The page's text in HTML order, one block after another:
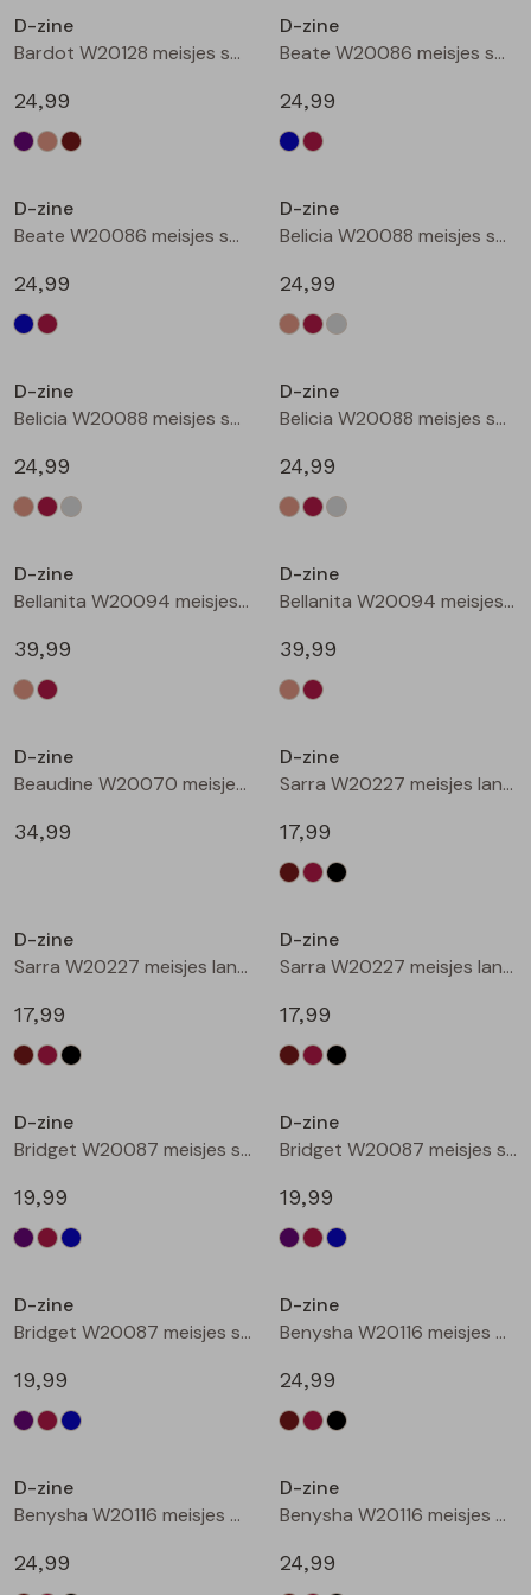
Blouses lange mouw
Sweatshirts
Gilet spencers
Jackjes
Blazers
Bermuda's
Bermuda's
Lange broek
Jackjes
Jassen
Leggings
Rokken
Lange broeken
Lange broeken
Leggings
T-shirts lange mouw
Tops
Vesten
D-zine
Bardot W20128 meisjes sweatshirt Bruin donker
24,99
D-zine
Beate W20086 meisjes sweatshirt Marine
24,99
D-zine
Beate W20086 meisjes sweatshirt Wijnrood
24,99
D-zine
Belicia W20088 meisjes sweatshirt Ecru melee
24,99
D-zine
Belicia W20088 meisjes sweatshirt Wijnrood
24,99
D-zine
Belicia W20088 meisjes sweatshirt Grey melee
24,99
D-zine
Bellanita W20094 meisjes buiten jack Zand
39,99
D-zine
Bellanita W20094 meisjes buiten jack Wijnrood
39,99
D-zine
Beaudine W20070 meisjes lange broek Bruin donker
34,99
D-zine
Sarra W20227 meisjes lange broek Bruin donker
17,99
D-zine
Sarra W20227 meisjes lange broek Wijnrood
17,99
D-zine
Sarra W20227 meisjes lange broek Zwart
17,99
D-zine
Bridget W20087 meisjes sweatshirt Cyclaam
19,99
D-zine
Bridget W20087 meisjes sweatshirt Wijnrood
19,99
D-zine
Bridget W20087 meisjes sweatshirt Raf
19,99
D-zine
Benysha W20116 meisjes bermuda Bruin donker
24,99
D-zine
Benysha W20116 meisjes bermuda Wijnrood
24,99
D-zine
Benysha W20116 meisjes bermuda Zwart
24,99